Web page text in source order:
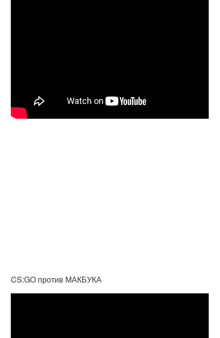
CS:GO против МАКБУКА